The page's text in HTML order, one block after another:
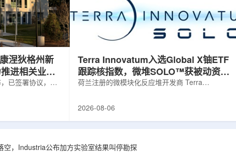
涅狄格州新
进相关业务
已签署协议，将
提供空间和基础
14.1087万平方英
布在康涅狄格州
Terra Innovatum入选Global X铀ETF
跟踪核指数，微堆SOLO™获被动资金
曝光
荷兰注册的微模块化反应堆开发商 Terra
Arca: URA，资管超50亿美元)的跟踪基准，本次
CEO Alessandro Petruzzi 称，这使被动/主题投
资者可通过指数直接触达其 SOLO™ 微堆故事，
2026-08-06
空，Industria公布加方实验室结果叫停勘探